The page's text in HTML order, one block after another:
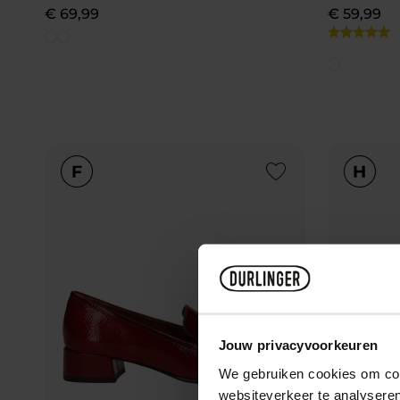
Jouw privacyvoorkeuren
We gebruiken cookies om
websiteverkeer te
€ 69,99
€ 59,99
Add to Wishlist